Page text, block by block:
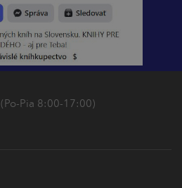
(Po-Pia 8:00-17:00)